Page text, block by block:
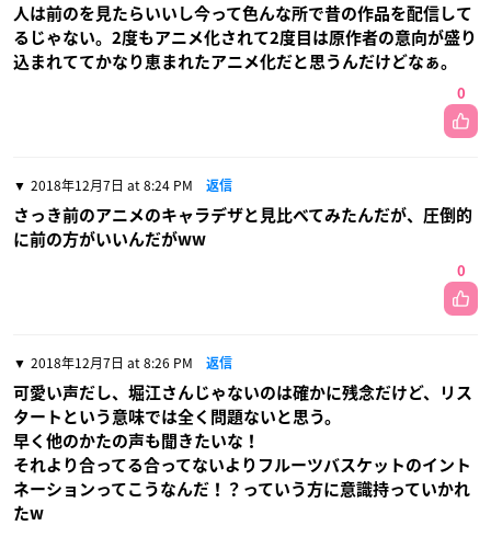
人は前のを見たらいいし今って色んな所で昔の作品を配信して
るじゃない。2度もアニメ化されて2度目は原作者の意向が盛り
込まれててかなり恵まれたアニメ化だと思うんだけどなぁ。
0
2018年12月7日 at 8:24 PM 返信
さっき前のアニメのキャラデザと見比べてみたんだが、圧倒的
に前の方がいいんだがww
0
2018年12月7日 at 8:26 PM 返信
可愛い声だし、堀江さんじゃないのは確かに残念だけど、リス
タートという意味では全く問題ないと思う。
早く他のかたの声も聞きたいな！
それより合ってる合ってないよりフルーツバスケットのイント
ネーションってこうなんだ！？っていう方に意識持っていかれ
たw